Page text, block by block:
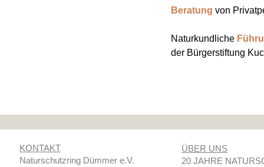
Beratung von
Naturkundliche
der Bürgerstiftung
ÜBER UNS
20 JAHRE
KONTAKT
Naturschutzring Dümmer e.V.